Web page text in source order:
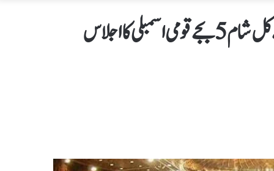
پاک بھارت کشیدگی کے باعث صدر مملکت نے کل شام 5 بجے قومی اسمبلی کا اجلاس